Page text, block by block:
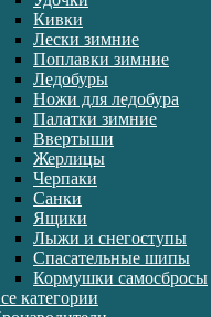
Кивки
Лески зимние
Поплавки зимние
Ледобуры
Ножи для ледобура
Палатки зимние
Ввертыши
Жерлицы
Черпаки
Санки
Ящики
Лыжи и снегоступы
Спасательные шипы
Кормушки самосбросы
категории